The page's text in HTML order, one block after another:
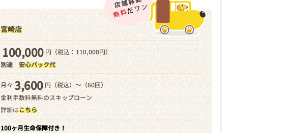
宮崎店
100,000 円（税込：110,000円）
別途 安心パック代
月々 3,600 円（税込）～（60回）
金利手数料無料のスキップローン
詳細はこちら
100ヶ月生命保障付き！